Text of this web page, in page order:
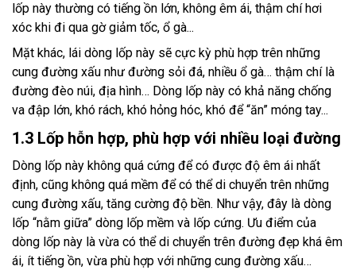
lốp này thường có tiếng ồn lớn, không êm ái, thậm chí hơi
xóc khi đi qua gờ giảm tốc, ổ gà...
Mặt khác, lái dòng lốp này sẽ cực kỳ phù hợp trên những
cung đường xấu như đường sỏi đá, nhiều ổ gà… thậm chí là
đường đèo núi, địa hình… Dòng lốp này có khả năng chống
va đập lớn, khó rách, khó hỏng hóc, khó để “ăn” móng tay...
1.3 Lốp hỗn hợp, phù hợp với nhiều loại đường
Dòng lốp này không quá cứng để có được độ êm ái nhất
định, cũng không quá mềm để có thể di chuyển trên những
cung đường xấu, tăng cường độ bền. Như vậy, đây là dòng
lốp “nằm giữa” dòng lốp mềm và lốp cứng. Ưu điểm của
dòng lốp này là vừa có thể di chuyển trên đường đẹp khá êm
ái, ít tiếng ồn, vừa phù hợp với những cung đường xấu…